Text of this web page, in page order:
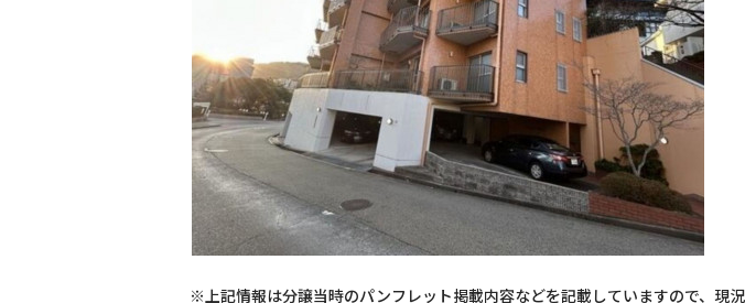
※上記情報は分譲当時のパンフレット掲載内容などを記載していますので、現況